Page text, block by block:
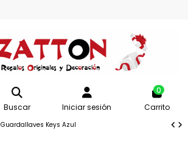
Buscar Iniciar sesión
0
Carrito
Guardallaves Keys Azul